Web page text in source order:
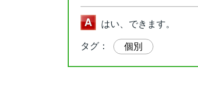
はい、できます。
タグ： 個別